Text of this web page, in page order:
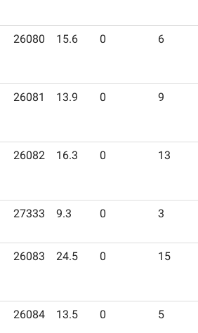
26080 15.6 0 6
26081 13.9 0 9
26082 16.3 0 13
27333 9.3 0 3
26083 24.5 0 15
26084 13.5 0 5